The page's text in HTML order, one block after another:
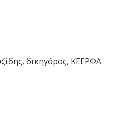
δικηγόρος, ΚΕΕΡΦΑ